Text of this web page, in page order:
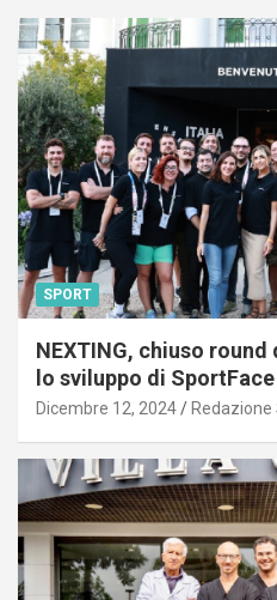
SPORT
NEXTING, chiuso
lo sviluppo di SportFace
Dicembre 12, 2024